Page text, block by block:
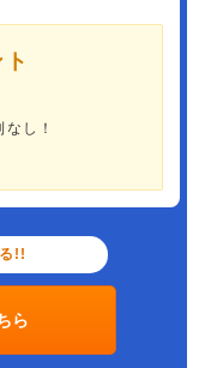
し！
!!
ら